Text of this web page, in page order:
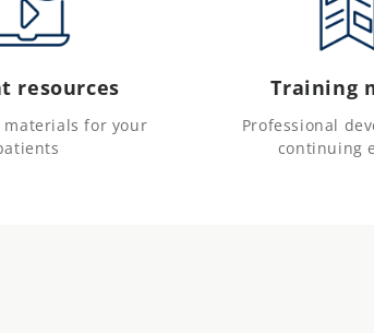
resources
materials for your
Training
Professional
continuing